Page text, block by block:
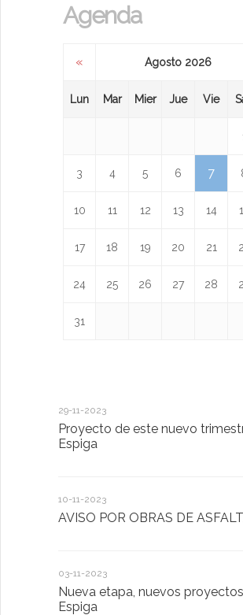
Agenda
« Agosto 2026
Lun Mar Mier Jue Vie
3 4 5 6 7
10 11 12 13 14
17 18 19 20 21
24 25 26 27 28
31
29-11-2023
Proyecto de este nuevo
Espiga
10-11-2023
AVISO POR OBRAS DE
03-11-2023
Nueva etapa, nuevos
Espiga